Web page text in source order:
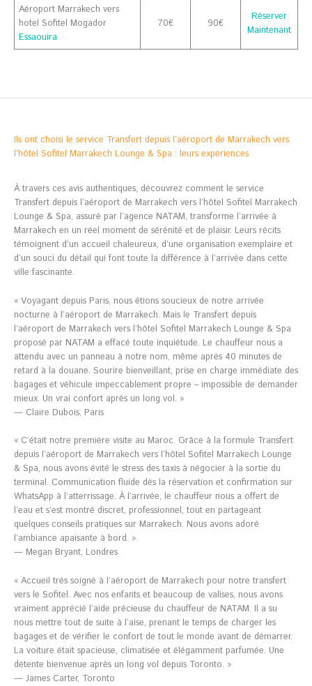
Aéroport Marrakech vers
hotel Sofitel Mogador
Essaouira
70€ 90€
Réserver
Maintenant
Ils ont choisi le service Transfert depuis l’aéroport de Marrakech vers
l’hôtel Sofitel Marrakech Lounge & Spa : leurs expériences
À travers ces avis authentiques, découvrez comment le service
Transfert depuis l’aéroport de Marrakech vers l’hôtel Sofitel Marrakech
Lounge & Spa, assuré par l’agence NATAM, transforme l’arrivée à
Marrakech en un réel moment de sérénité et de plaisir. Leurs récits
témoignent d’un accueil chaleureux, d’une organisation exemplaire et
d’un souci du détail qui font toute la différence à l’arrivée dans cette
ville fascinante.
« Voyagant depuis Paris, nous étions soucieux de notre arrivée
nocturne à l’aéroport de Marrakech. Mais le Transfert depuis
l’aéroport de Marrakech vers l’hôtel Sofitel Marrakech Lounge & Spa
proposé par NATAM a effacé toute inquiétude. Le chauffeur nous a
attendu avec un panneau à notre nom, même après 40 minutes de
retard à la douane. Sourire bienveillant, prise en charge immédiate des
bagages et véhicule impeccablement propre – impossible de demander
mieux. Un vrai confort après un long vol. »
— Claire Dubois, Paris
« C’était notre première visite au Maroc. Grâce à la formule Transfert
depuis l’aéroport de Marrakech vers l’hôtel Sofitel Marrakech Lounge
& Spa, nous avons évité le stress des taxis à négocier à la sortie du
terminal. Communication fluide dès la réservation et confirmation sur
WhatsApp à l’atterrissage. À l’arrivée, le chauffeur nous a offert de
l’eau et s’est montré discret, professionnel, tout en partageant
quelques conseils pratiques sur Marrakech. Nous avons adoré
l’ambiance apaisante à bord. »
— Megan Bryant, Londres
« Accueil très soigné à l’aéroport de Marrakech pour notre transfert
vers le Sofitel. Avec nos enfants et beaucoup de valises, nous avons
vraiment apprécié l’aide précieuse du chauffeur de NATAM. Il a su
nous mettre tout de suite à l’aise, prenant le temps de charger les
bagages et de vérifier le confort de tout le monde avant de démarrer.
La voiture était spacieuse, climatisée et élégamment parfumée. Une
détente bienvenue après un long vol depuis Toronto. »
— James Carter, Toronto